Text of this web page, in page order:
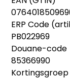
ERP Code
PB022969
Douane-code
85366990
Kortingsgroep